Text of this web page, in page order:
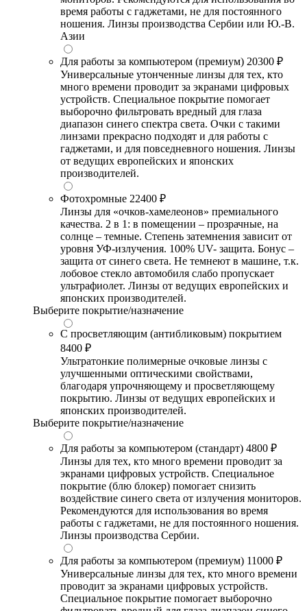
время работы с гаджетами, не для постоянного
ношения. Линзы производства Сербии или Ю.-В.
Азии
Для работы за компьютером (премиум) 20300 ₽
Универсальные утонченные линзы для тех, кто
много времени проводит за экранами цифровых
устройств. Специальное покрытие помогает
выборочно фильтровать вредный для глаза
диапазон синего спектра света. Очки с такими
линзами прекрасно подходят и для работы с
гаджетами, и для повседневного ношения. Линзы
от ведущих европейских и японских
производителей.
Фотохромные 22400 ₽
Линзы для «очков-хамелеонов» премиального
качества. 2 в 1: в помещении – прозрачные, на
солнце – темные. Степень затемнения зависит от
уровня УФ-излучения. 100% UV- защита. Бонус –
защита от синего света. Не темнеют в машине, т.к.
лобовое стекло автомобиля слабо пропускает
ультрафиолет. Линзы от ведущих европейских и
японских производителей.
Выберите покрытие/назначение
С просветляющим (антибликовым) покрытием
8400 ₽
Ультратонкие полимерные очковые линзы с
улучшенными оптическими свойствами,
благодаря упрочняющему и просветляющему
покрытию. Линзы от ведущих европейских и
японских производителей.
Выберите покрытие/назначение
Для работы за компьютером (стандарт) 4800 ₽
Линзы для тех, кто много времени проводит за
экранами цифровых устройств. Специальное
покрытие (блю блокер) помогает снизить
воздействие синего света от излучения мониторов.
Рекомендуются для использования во время
работы с гаджетами, не для постоянного ношения.
Линзы производства Сербии.
Для работы за компьютером (премиум) 11000 ₽
Универсальные линзы для тех, кто много времени
проводит за экранами цифровых устройств.
Специальное покрытие помогает выборочно